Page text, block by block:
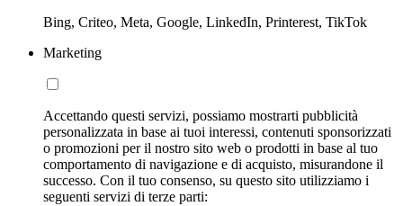
Bing, Criteo, Meta, Google, LinkedIn, Printerest, TikTok
Marketing
Accettando questi servizi, possiamo mostrarti pubblicità
personalizzata in base ai tuoi interessi, contenuti sponsorizzati
o promozioni per il nostro sito web o prodotti in base al tuo
comportamento di navigazione e di acquisto, misurandone il
successo. Con il tuo consenso, su questo sito utilizziamo i
seguenti servizi di terze parti: